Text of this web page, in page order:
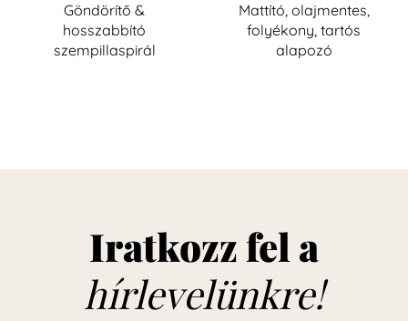
Göndörítő &
hosszabbító
szempillaspirál
Mattító, olajmentes,
folyékony, tartós
alapozó
Iratkozz fel a
hírlevelünkre!